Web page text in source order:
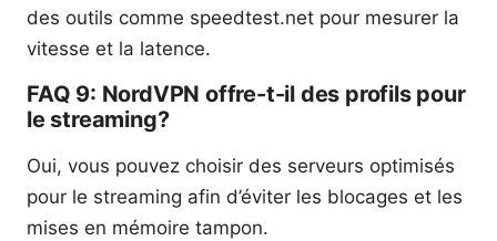
des outils comme speedtest.net pour mesurer la
vitesse et la latence.
FAQ 9: NordVPN offre-t-il des profils pour
le streaming?
Oui, vous pouvez choisir des serveurs optimisés
pour le streaming afin d’éviter les blocages et les
mises en mémoire tampon.